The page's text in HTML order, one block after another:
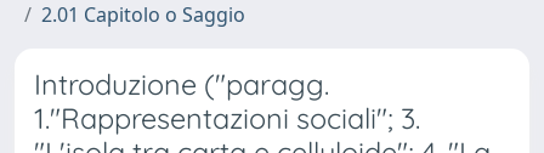
2.01 Capitolo o Saggio
Introduzione ("paragg.
1."Rappresentazioni sociali"; 3.